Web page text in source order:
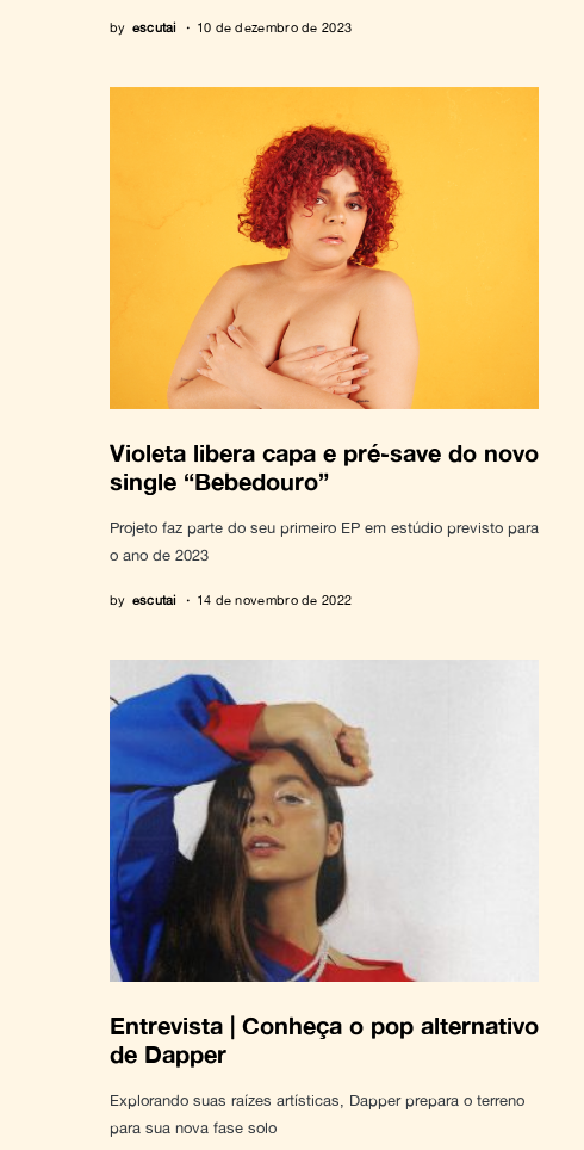
by escutai 10 de dezembro de 2023
Violeta libera capa e pré-save do novo
single “Bebedouro”
Projeto faz parte do seu primeiro EP em estúdio previsto para
o ano de 2023
by escutai 14 de novembro de 2022
Entrevista | Conheça o pop alternativo
de Dapper
Explorando suas raízes artísticas, Dapper prepara o terreno
para sua nova fase solo